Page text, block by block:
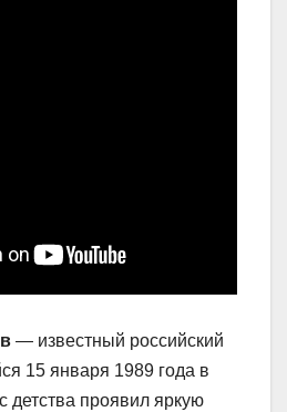
— известный российский
15 января 1989 года в
детства проявил яркую